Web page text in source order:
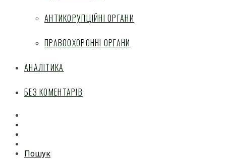
АНТИКОРУПЦІЙНІ ОРГАНИ
ПРАВООХОРОННІ ОРГАНИ
АНАЛІТИКА
БЕЗ КОМЕНТАРІВ
Пошук